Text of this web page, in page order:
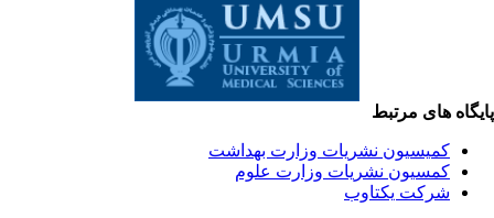
های مرتبط
کمیسیون نشریات وزارت بهداشت
کمسیون نشریات وزارت علوم
شرکت یکتاوب